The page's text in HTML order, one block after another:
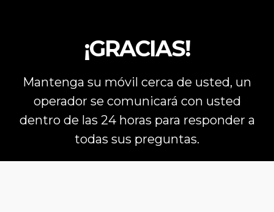
¡GRACIAS!
Mantenga su móvil cerca de usted, un
operador se comunicará con usted
dentro de las 24 horas para responder a
todas sus preguntas.